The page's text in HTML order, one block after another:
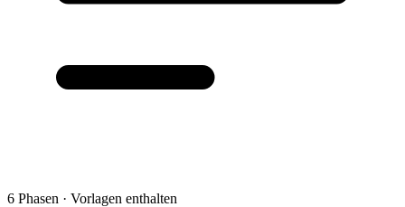
6 Phasen · Vorlagen enthalten